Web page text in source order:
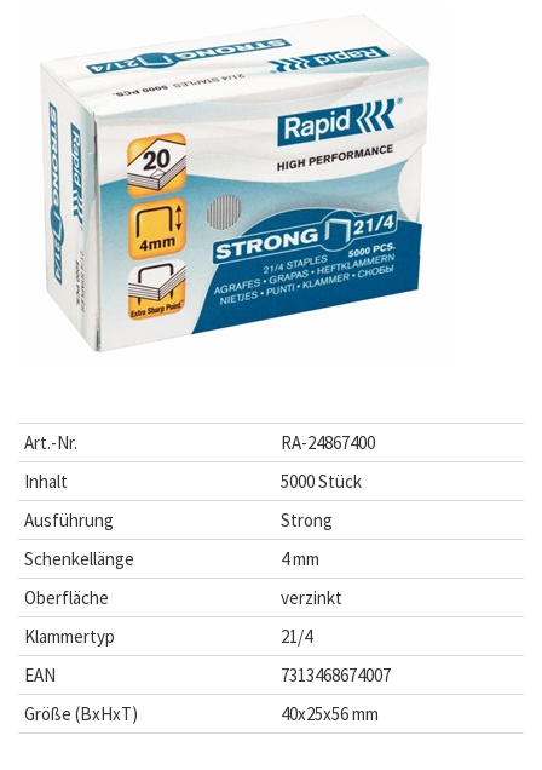
Art.-Nr.
RA-24867400
Inhalt
5000 Stück
Ausführung
Strong
Schenkellänge
4 mm
Oberfläche
verzinkt
Klammertyp
21/4
EAN
7313468674007
Größe (BxHxT)
40x25x56 mm